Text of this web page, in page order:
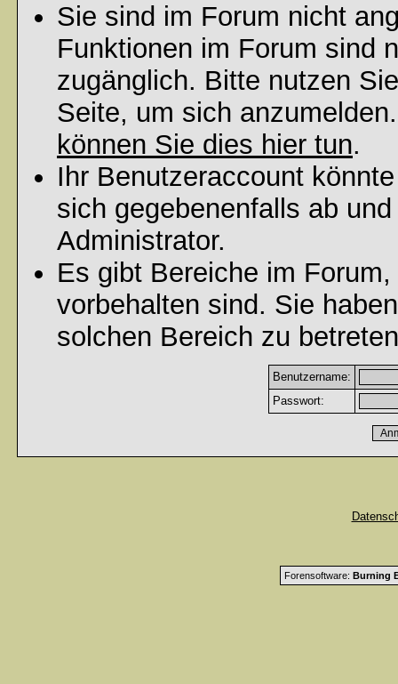
Sie sind im Forum nicht
Funktionen im Forum sind
zugänglich. Bitte nutzen
Seite, um sich
können Sie dies hier tun.
Ihr Benutzeraccount
sich gegebenenfalls ab
Administrator.
Es gibt Bereiche im
vorbehalten sind. Sie
solchen Bereich zu
Benutzername:
Passwort:
Forensoftware: Burning